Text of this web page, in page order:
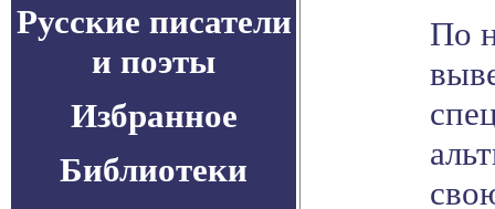
Русские писатели
и поэты
Избранное
Библиотеки
По